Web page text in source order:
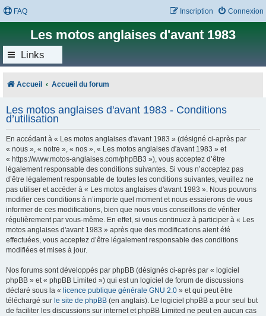
FAQ Connexion
Inscription
Les motos anglaises d'avant 1983
Links
Accueil Accueil du forum
Les motos anglaises d'avant 1983 - Conditions
d’utilisation
En accédant à « Les motos anglaises d'avant 1983 » (désigné ci-après par
« nous », « notre », « nos », « Les motos anglaises d'avant 1983 » et
« https://www.motos-anglaises.com/phpBB3 »), vous acceptez d’être
légalement responsable des conditions suivantes. Si vous n’acceptez pas
d’être légalement responsable de toutes les conditions suivantes, veuillez ne
pas utiliser et accéder à « Les motos anglaises d'avant 1983 ». Nous pouvons
modifier ces conditions à n’importe quel moment et nous essaierons de vous
informer de ces modifications, bien que nous vous conseillons de vérifier
régulièrement par vous-même. En effet, si vous continuez à participer à « Les
motos anglaises d'avant 1983 » après que des modifications aient été
effectuées, vous acceptez d’être légalement responsable des conditions
modifiées et mises à jour.
Nos forums sont développés par phpBB (désignés ci-après par « logiciel
phpBB » et « phpBB Limited ») qui est un logiciel de forum de discussions
déclaré sous la « licence publique générale GNU 2.0 » et qui peut être
téléchargé sur le site de phpBB (en anglais). Le logiciel phpBB a pour seul but
de faciliter les discussions sur internet et phpBB Limited ne peut en aucun cas